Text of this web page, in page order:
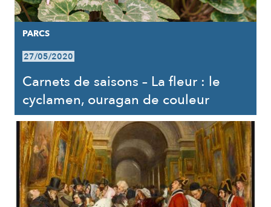
PARCS
27/05/2020
Carnets de saisons – La fleur : le
cyclamen, ouragan de couleur